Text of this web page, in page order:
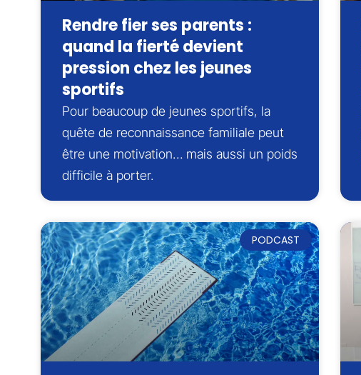
Rendre fier ses parents :
quand la fierté devient
pression chez les jeunes
sportifs
Pour beaucoup de jeunes sportifs, la
quête de reconnaissance familiale peut
être une motivation… mais aussi un poids
difficile à porter.
PODCAST